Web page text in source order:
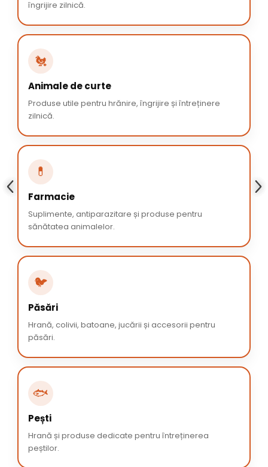
îngrijire zilnică.
🐔
Animale de curte
Produse utile pentru hrănire, îngrijire și întreținere
zilnică.
💊
Farmacie
Suplimente, antiparazitare și produse pentru
sănătatea animalelor.
🐦
Păsări
Hrană, colivii, batoane, jucării și accesorii pentru
păsări.
🐟
Pești
Hrană și produse dedicate pentru întreținerea
peștilor.